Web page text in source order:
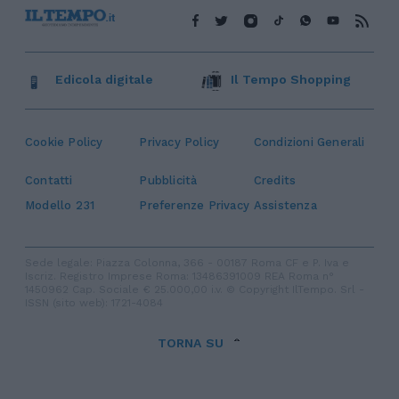
Cookie Policy Privacy Policy Condizioni Generali
Contatti Pubblicità
Credits
Modello 231
Preferenze Privacy Assistenza
Edicola digitale Il Tempo Shopping
TORNA SU